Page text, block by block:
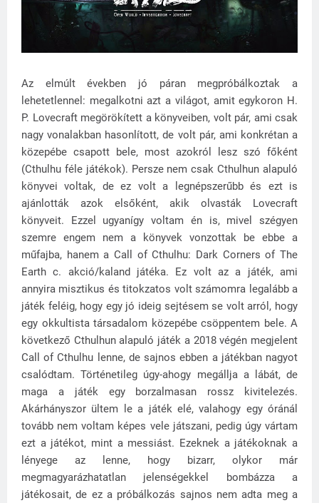
Az elmúlt években jó páran megpróbálkoztak a
lehetetlennel: megalkotni azt a világot, amit egykoron H.
P. Lovecraft megörökített a könyveiben, volt pár, ami csak
nagy vonalakban hasonlított, de volt pár, ami konkrétan a
közepébe csapott bele, most azokról lesz szó főként
(Cthulhu féle játékok). Persze nem csak Cthulhun alapuló
könyvei voltak, de ez volt a legnépszerűbb és ezt is
ajánlották azok elsőként, akik olvasták Lovecraft
könyveit. Ezzel ugyanígy voltam én is, mivel szégyen
szemre engem nem a könyvek vonzottak be ebbe a
műfajba, hanem a Call of Cthulhu: Dark Corners of The
Earth c. akció/kaland játéka. Ez volt az a játék, ami
annyira misztikus és titokzatos volt számomra legalább a
játék feléig, hogy egy jó ideig sejtésem se volt arról, hogy
egy okkultista társadalom közepébe csöppentem bele. A
következő Cthulhun alapuló játék a 2018 végén megjelent
Call of Cthulhu lenne, de sajnos ebben a játékban nagyot
csalódtam. Történetileg úgy-ahogy megállja a lábát, de
maga a játék egy borzalmasan rossz kivitelezés.
Akárhányszor ültem le a játék elé, valahogy egy óránál
tovább nem voltam képes vele játszani, pedig úgy vártam
ezt a játékot, mint a messiást. Ezeknek a játékoknak a
lényege az lenne, hogy bizarr, olykor már
megmagyarázhatatlan jelenségekkel bombázza a
játékosait, de ez a próbálkozás sajnos nem adta meg a